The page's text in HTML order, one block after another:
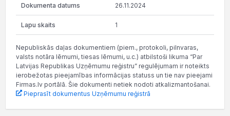
26.11.2024
1
Nepubliskās daļas dokumentiem (piem., protokoli, pilnvaras,
valsts notāra lēmumi, tiesas lēmumi, u.c.) atbilstoši likuma “Par
Latvijas Republikas Uzņēmumu reģistru” regulējumam ir noteikts
ierobežotas pieejamības informācijas statuss un tie nav pieejami
Firmas.lv portālā. Šie dokumenti netiek nodoti atkalizmantošanai.
Pieprasīt dokumentus Uzņēmumu reģistrā